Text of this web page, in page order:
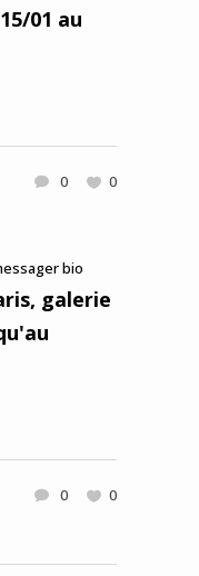
01 au
0 0
bio
galerie
0 0